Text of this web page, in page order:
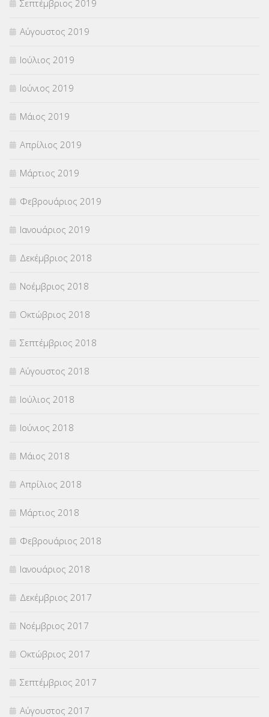
Σεπτέμβριος 2019
Αύγουστος 2019
Ιούλιος 2019
Ιούνιος 2019
Μάιος 2019
Απρίλιος 2019
Μάρτιος 2019
Φεβρουάριος 2019
Ιανουάριος 2019
Δεκέμβριος 2018
Νοέμβριος 2018
Οκτώβριος 2018
Σεπτέμβριος 2018
Αύγουστος 2018
Ιούλιος 2018
Ιούνιος 2018
Μάιος 2018
Απρίλιος 2018
Μάρτιος 2018
Φεβρουάριος 2018
Ιανουάριος 2018
Δεκέμβριος 2017
Νοέμβριος 2017
Οκτώβριος 2017
Σεπτέμβριος 2017
Αύγουστος 2017